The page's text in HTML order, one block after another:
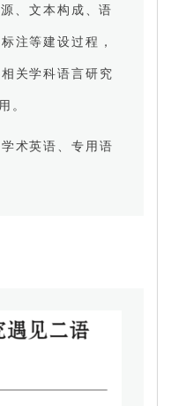
、文本构成、语
注等建设过程，
关学科语言研究
。
术英语、专用语